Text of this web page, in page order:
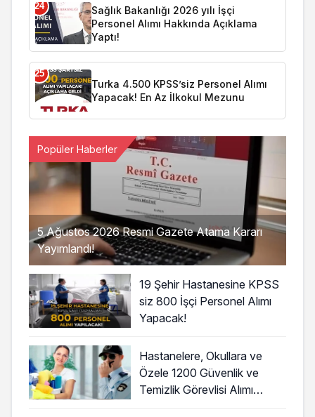
24
Sağlık Bakanlığı 2026 yılı İşçi
Personel Alımı Hakkında Açıklama
Yaptı!
25
Turka 4.500 KPSS’siz Personel Alımı
Yapacak! En Az İlkokul Mezunu
5 Ağustos 2026 Resmi Gazete Atama Kararı
Yayımlandı!
Popüler Haberler
19 Şehir Hastanesine KPSS
siz 800 İşçi Personel Alımı
Yapacak!
Hastanelere, Okullara ve
Özele 1200 Güvenlik ve
Temizlik Görevlisi Alımı